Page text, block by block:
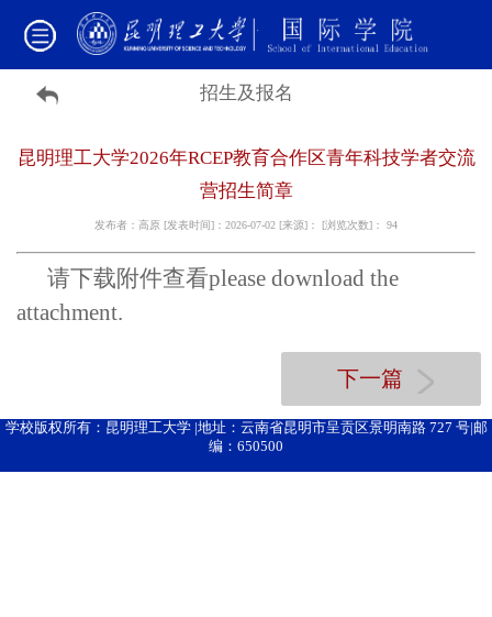
招生及报名
昆明理工大学2026年RCEP教育合作区青年科技学者交流
营招生简章
发布者：高原 [发表时间]：2026-07-02 [来源]： [浏览次数]： 94
请下载附件查看please download the
attachment.
下一篇
学校版权所有：昆明理工大学 |地址：云南省昆明市呈贡区景明南路 727 号|邮
编：650500